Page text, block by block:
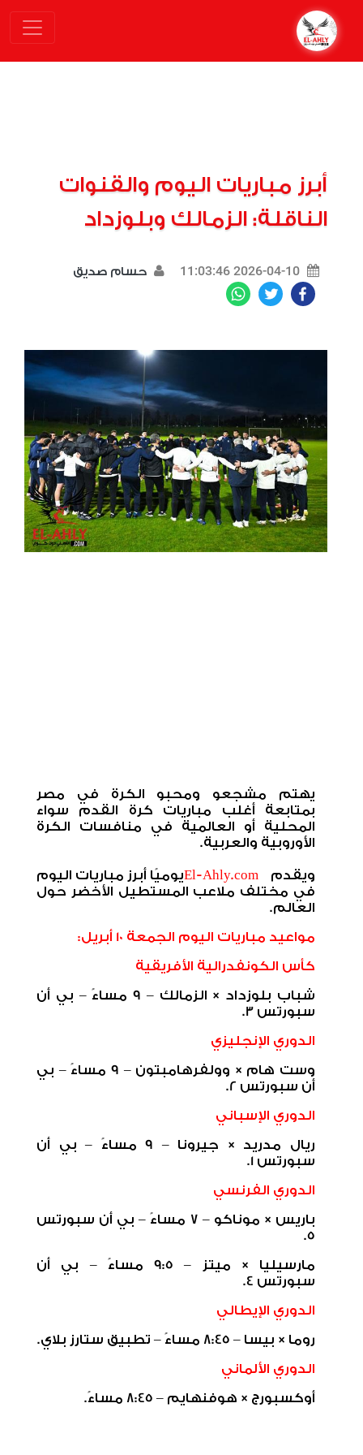
أبرز مباريات اليوم والقنوات
الناقلة: الزمالك وبلوزداد
2026-04-10 11:03:46 حسام صديق
Facebook
Twitter
يهتم مشجعو ومحبو الكرة في مصر
بمتابعة أغلب مباريات كرة القدم سواء
المحلية أو العالمية في منافسات الكرة
الأوروبية والعربية.
ويقدم El-Ahly.comيوميًا أبرز مباريات اليوم
في مختلف ملاعب المستطيل الأخضر حول
العالم.
مواعيد مباريات اليوم الجمعة 10 أبريل:
كأس الكونفدرالية الأفريقية
شباب بلوزداد × الزمالك – 9 مساءً – بي أن
سبورتس 3.
الدوري الإنجليزي
وست هام × وولفرهامبتون – 9 مساءً – بي
أن سبورتس 2.
الدوري الإسباني
ريال مدريد × جيرونا – 9 مساءً – بي أن
سبورتس 1.
الدوري الفرنسي
باريس × موناكو – 7 مساءً – بي أن سبورتس
5.
مارسيليا × ميتز – 9:5 مساءً – بي أن
سبورتس 4.
الدوري الإيطالي
روما × بيسا – 8:45 مساءً – تطبيق ستارز بلاي.
الدوري الألماني
أوكسبورج × هوفنهايم – 8:45 مساءً.